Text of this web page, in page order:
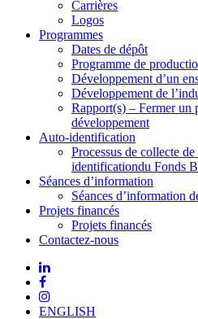
Carrières
Logos
Programmes
Dates de dépôt
Programme de
Développement d’un
Développement de
Rapport(s) – Fermer un
développement
Auto-identification
Processus de collecte
identificationdu Fonds
Séances d’information
Séances d’information
Projets financés
Projets financés
Contactez-nous
ENGLISH